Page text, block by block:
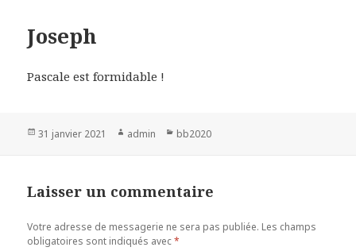
Joseph
Pascale est formidable !
Publié
31 janvier 2021 Auteur
admin Catégories
bb2020
Laisser un commentaire
Votre adresse de messagerie ne sera pas publiée. Les champs
obligatoires sont indiqués avec*